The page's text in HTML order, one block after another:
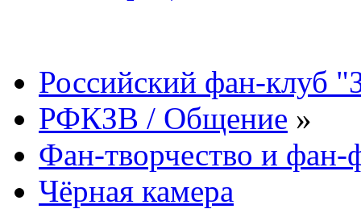
Российский фан-клуб
РФКЗВ / Общение »
Фан-творчество и
Чёрная камера